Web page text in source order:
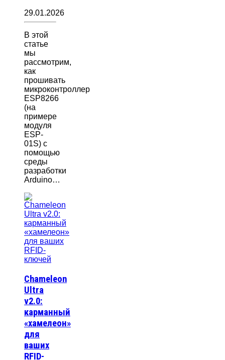
29.01.2026
В этой
статье
мы
рассмотрим,
как
прошивать
микроконтроллер
ESP8266
(на
примере
модуля
ESP-
01S) с
помощью
среды
разработки
Arduino…
Chameleon
Ultra
v2.0:
карманный
«хамелеон»
для
ваших
RFID-